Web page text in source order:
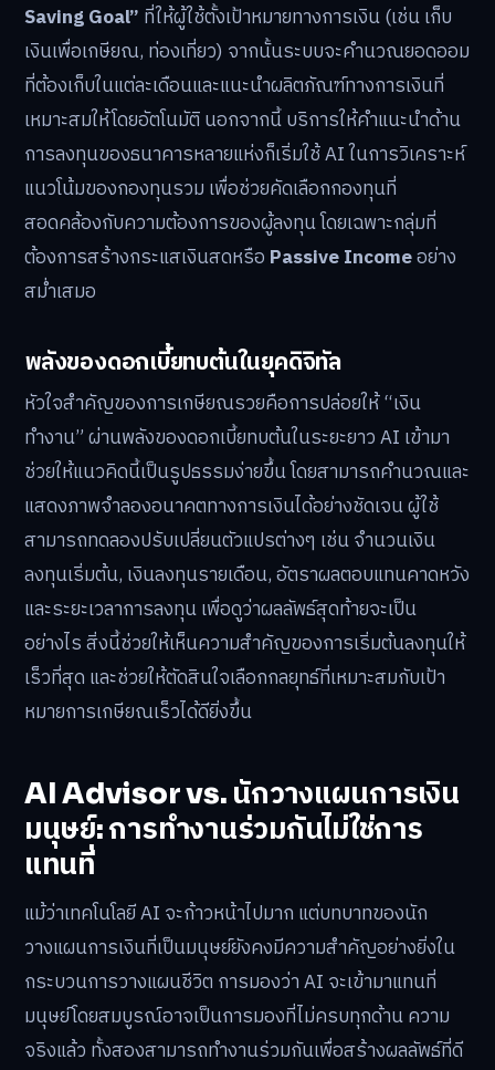
Saving Goal” ที่ให้ผู้ใช้ตั้งเป้าหมายทางการเงิน (เช่น เก็บ
เงินเพื่อเกษียณ, ท่องเที่ยว) จากนั้นระบบจะคำนวณยอดออม
ที่ต้องเก็บในแต่ละเดือนและแนะนำผลิตภัณฑ์ทางการเงินที่
เหมาะสมให้โดยอัตโนมัติ นอกจากนี้ บริการให้คำแนะนำด้าน
การลงทุนของธนาคารหลายแห่งก็เริ่มใช้ AI ในการวิเคราะห์
แนวโน้มของกองทุนรวม เพื่อช่วยคัดเลือกกองทุนที่
สอดคล้องกับความต้องการของผู้ลงทุน โดยเฉพาะกลุ่มที่
ต้องการสร้างกระแสเงินสดหรือ Passive Incomeอย่าง
สม่ำเสมอ
พลังของดอกเบี้ยทบต้นในยุคดิจิทัล
หัวใจสำคัญของการเกษียณรวยคือการปล่อยให้ “เงิน
ทำงาน” ผ่านพลังของดอกเบี้ยทบต้นในระยะยาว AI เข้ามา
ช่วยให้แนวคิดนี้เป็นรูปธรรมง่ายขึ้น โดยสามารถคำนวณและ
แสดงภาพจำลองอนาคตทางการเงินได้อย่างชัดเจน ผู้ใช้
สามารถทดลองปรับเปลี่ยนตัวแปรต่างๆ เช่น จำนวนเงิน
ลงทุนเริ่มต้น, เงินลงทุนรายเดือน, อัตราผลตอบแทนคาดหวัง
และระยะเวลาการลงทุน เพื่อดูว่าผลลัพธ์สุดท้ายจะเป็น
อย่างไร สิ่งนี้ช่วยให้เห็นความสำคัญของการเริ่มต้นลงทุนให้
เร็วที่สุด และช่วยให้ตัดสินใจเลือกกลยุทธ์ที่เหมาะสมกับเป้า
หมายการเกษียณเร็วได้ดียิ่งขึ้น
AI Advisor vs. นักวางแผนการเงิน
มนุษย์: การทำงานร่วมกันไม่ใช่การ
แทนที่
แม้ว่าเทคโนโลยี AI จะก้าวหน้าไปมาก แต่บทบาทของนัก
วางแผนการเงินที่เป็นมนุษย์ยังคงมีความสำคัญอย่างยิ่งใน
กระบวนการวางแผนชีวิต การมองว่า AI จะเข้ามาแทนที่
มนุษย์โดยสมบูรณ์อาจเป็นการมองที่ไม่ครบทุกด้าน ความ
จริงแล้ว ทั้งสองสามารถทำงานร่วมกันเพื่อสร้างผลลัพธ์ที่ดี